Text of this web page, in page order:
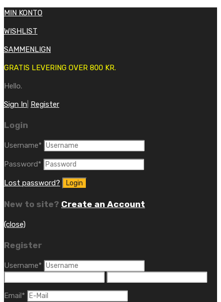
MIN KONTO
WISHLIST
SAMMENLIGN
GRATIS LEVERING OVER 800 KR.
Hello.
Sign In Register
Login
Username*
Password*
Lost password?
New to site? Create an Account
(close)
Register
Username*
Email*